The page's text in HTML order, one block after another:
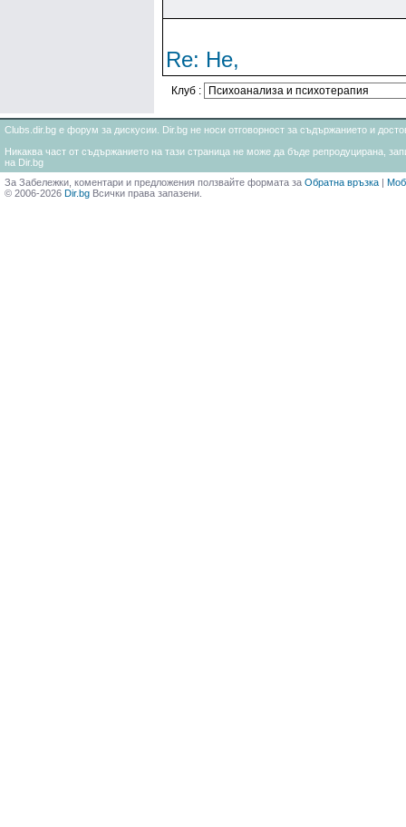
Re: Не,
Клуб :
Clubs.dir.bg е форум за дискусии. Dir.bg не носи отговорност за съдържанието и
Никаква част от съдържанието на тази страница не може да бъде репродуцирана,
на Dir.bg
За Забележки, коментари и предложения ползвайте формата за Обратна връзка |
© 2006-2026 Dir.bg Всички права запазени.